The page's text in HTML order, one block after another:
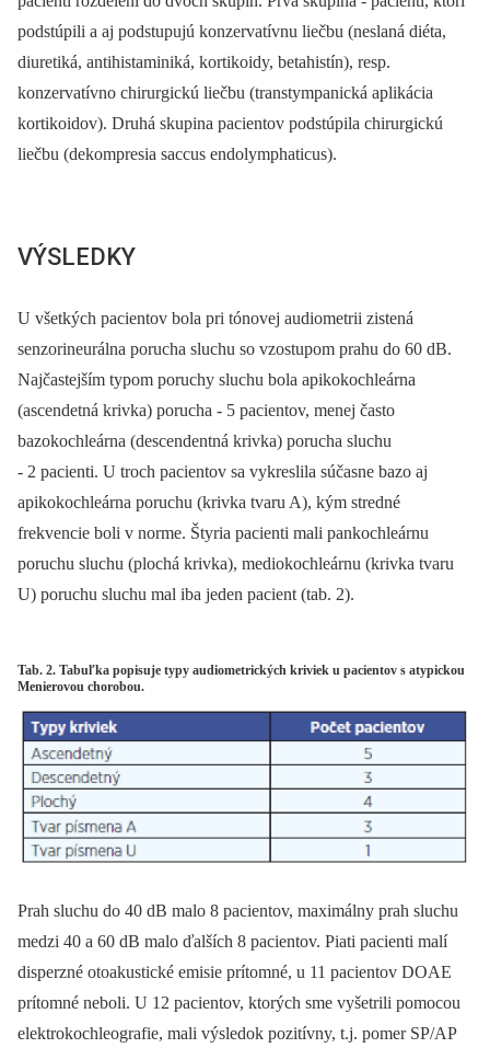
podstúpili a aj podstupujú konzervatívnu liečbu (neslaná diéta,
diuretiká, antihistaminiká, kortikoidy, betahistín), resp.
konzervatívno chirurgickú liečbu (transtympanická aplikácia
kortikoidov). Druhá skupina pacientov podstúpila chirurgickú
liečbu (dekompresia saccus endolymphaticus).
VÝSLEDKY
U všetkých pacientov bola pri tónovej audiometrii zistená
senzorineurálna porucha sluchu so vzostupom prahu do 60 dB.
Najčastejším typom poruchy sluchu bola apikokochleárna
(ascendetná krivka) porucha -⁠ 5 pacientov, menej často
bazokochleárna (descendentná krivka) porucha sluchu
-⁠ 2 pacienti. U troch pacientov sa vykreslila súčasne bazo aj
apikokochleárna poruchu (krivka tvaru A), kým stredné
frekvencie boli v norme. Štyria pacienti mali pankochleárnu
poruchu sluchu (plochá krivka), mediokochleárnu (krivka tvaru
U) poruchu sluchu mal iba jeden pacient (tab. 2).
Tab. 2. Tabuľka popisuje typy audiometrických kriviek u pacientov s atypickou
Menierovou chorobou.
Prah sluchu do 40 dB malo 8 pacientov, maximálny prah sluchu
medzi 40 a 60 dB malo ďalších 8 pacientov. Piati pacienti malí
disperzné otoakustické emisie prítomné, u 11 pacientov DOAE
prítomné neboli. U 12 pacientov, ktorých sme vyšetrili pomocou
elektrokochleografie, mali výsledok pozitívny, t.j. pomer SP/AP